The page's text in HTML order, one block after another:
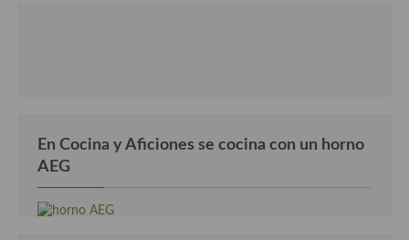
En Cocina y Aficiones se cocina con un horno
AEG